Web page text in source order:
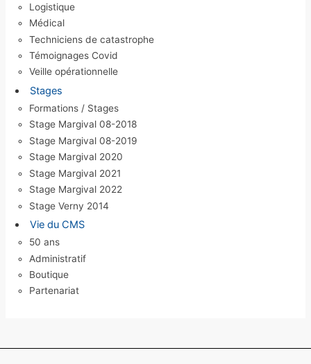
Logistique
Médical
Techniciens de catastrophe
Témoignages Covid
Veille opérationnelle
Stages
Formations / Stages
Stage Margival 08-2018
Stage Margival 08-2019
Stage Margival 2020
Stage Margival 2021
Stage Margival 2022
Stage Verny 2014
Vie du CMS
50 ans
Administratif
Boutique
Partenariat